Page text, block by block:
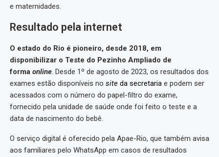
e maternidades.
Resultado pela internet
O estado do Rio é pioneiro, desde 2018, em
disponibilizar o Teste do Pezinho Ampliado de
forma online. Desde 1º de agosto de 2023, os resultados dos
exames estão disponíveis no site da secretaria e podem ser
acessados com o número do papel-filtro do exame,
fornecido pela unidade de saúde onde foi feito o teste e a
data de nascimento do bebê.
O serviço digital é oferecido pela Apae-Rio, que também avisa
aos familiares pelo WhatsApp em casos de resultados